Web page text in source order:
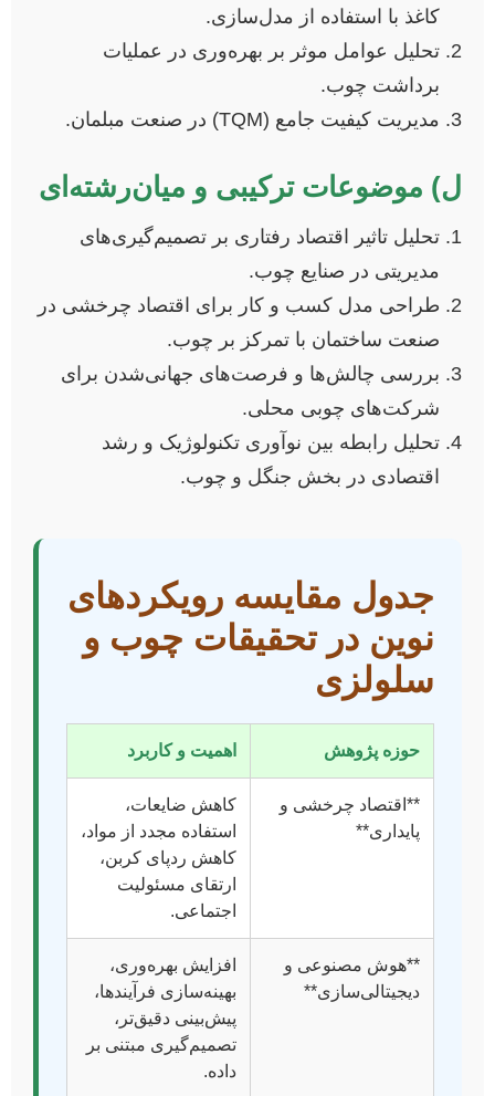
کاغذ با استفاده از مدل‌سازی.
تحلیل عوامل موثر بر بهره‌وری در عملیات
برداشت چوب.
مدیریت کیفیت جامع (TQM) در صنعت مبلمان.
ل) موضوعات ترکیبی و میان‌رشته‌ای
تحلیل تاثیر اقتصاد رفتاری بر تصمیم‌گیری‌های
مدیریتی در صنایع چوب.
طراحی مدل کسب و کار برای اقتصاد چرخشی در
صنعت ساختمان با تمرکز بر چوب.
بررسی چالش‌ها و فرصت‌های جهانی‌شدن برای
شرکت‌های چوبی محلی.
تحلیل رابطه بین نوآوری تکنولوژیک و رشد
اقتصادی در بخش جنگل و چوب.
جدول مقایسه رویکردهای
نوین در تحقیقات چوب و
سلولزی
حوزه پژوهش اهمیت و کاربرد
**اقتصاد چرخشی و
پایداری**
کاهش ضایعات،
استفاده مجدد از مواد،
کاهش ردپای کربن،
ارتقای مسئولیت
اجتماعی.
**هوش مصنوعی و
دیجیتالی‌سازی**
افزایش بهره‌وری،
بهینه‌سازی فرآیندها،
پیش‌بینی دقیق‌تر،
تصمیم‌گیری مبتنی بر
داده.